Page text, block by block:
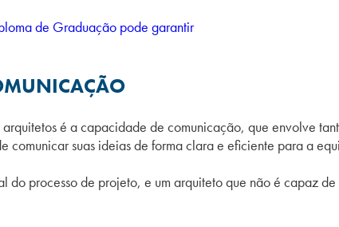
de Graduação pode garantir
é a capacidade de comunicação, que envolve
comunicar suas ideias de forma clara e eficiente para a
do processo de projeto, e um arquiteto que não é capaz